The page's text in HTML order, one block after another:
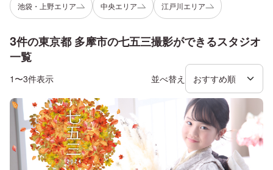
池袋・上野エリア 中央エリア 江戸川エリア
3件の東京都 多摩市の七五三撮影ができるスタジオ
一覧
1〜3件表示 並べ替え